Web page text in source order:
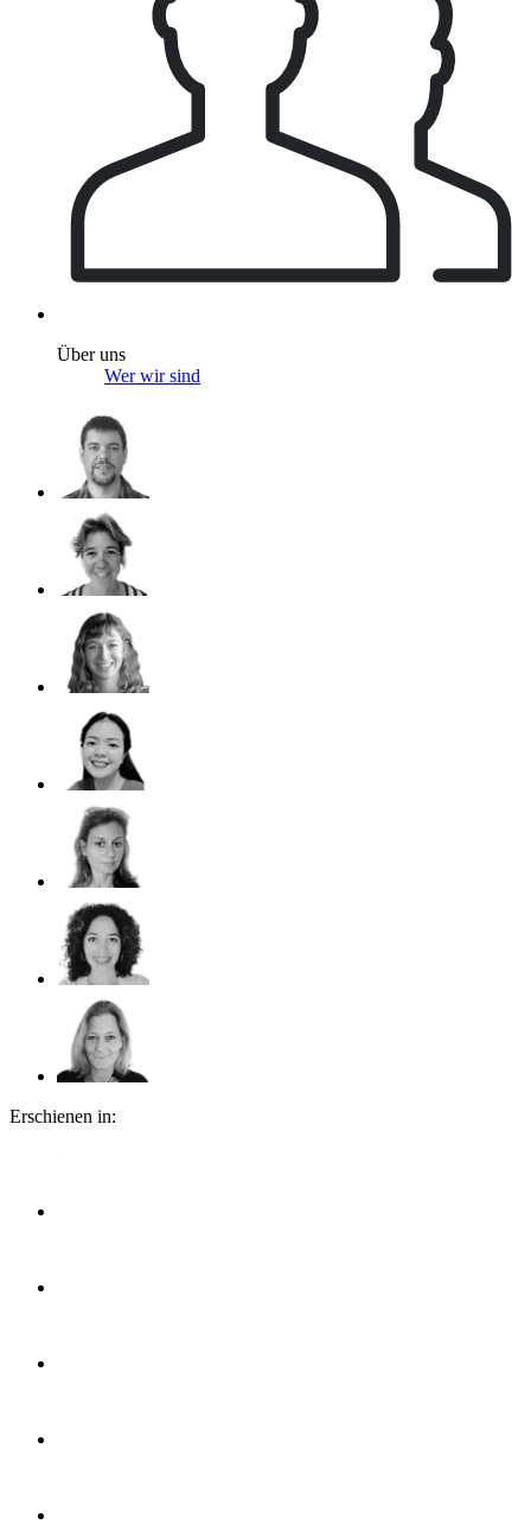
Über uns
Wer wir sind
Erschienen in: